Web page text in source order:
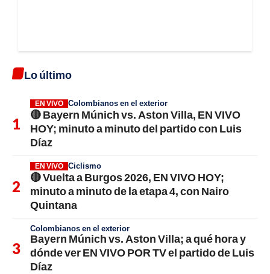
Lo último
EN VIVO Colombianos en el exterior
🔴 Bayern Múnich vs. Aston Villa, EN VIVO
HOY; minuto a minuto del partido con Luis
Díaz
EN VIVO Ciclismo
🔴 Vuelta a Burgos 2026, EN VIVO HOY;
minuto a minuto de la etapa 4, con Nairo
Quintana
Colombianos en el exterior
Bayern Múnich vs. Aston Villa; a qué hora y
dónde ver EN VIVO POR TV el partido de Luis
Díaz